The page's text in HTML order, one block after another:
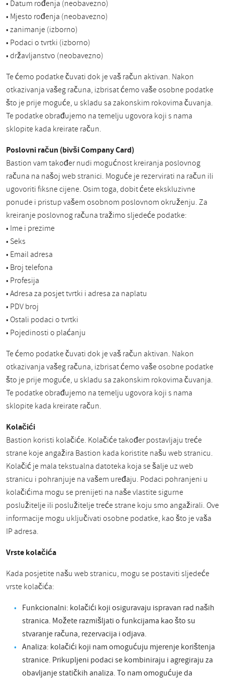
• Datum rođenja (neobavezno)
• Mjesto rođenja (neobavezno)
• zanimanje (izborno)
• Podaci o tvrtki (izborno)
• državljanstvo (neobavezno)
Te ćemo podatke čuvati dok je vaš račun aktivan. Nakon
otkazivanja vašeg računa, izbrisat ćemo vaše osobne podatke
što je prije moguće, u skladu sa zakonskim rokovima čuvanja.
Te podatke obrađujemo na temelju ugovora koji s nama
sklopite kada kreirate račun.
Poslovni račun (bivši Company Card)
Bastion vam također nudi mogućnost kreiranja poslovnog
računa na našoj web stranici. Moguće je rezervirati na račun ili
ugovoriti fiksne cijene. Osim toga, dobit ćete ekskluzivne
ponude i pristup vašem osobnom poslovnom okruženju. Za
kreiranje poslovnog računa tražimo sljedeće podatke:
• Ime i prezime
• Seks
• Email adresa
• Broj telefona
• Profesija
• Adresa za posjet tvrtki i adresa za naplatu
• PDV broj
• Ostali podaci o tvrtki
• Pojedinosti o plaćanju
Te ćemo podatke čuvati dok je vaš račun aktivan. Nakon
otkazivanja vašeg računa, izbrisat ćemo vaše osobne podatke
što je prije moguće, u skladu sa zakonskim rokovima čuvanja.
Te podatke obrađujemo na temelju ugovora koji s nama
sklopite kada kreirate račun.
Kolačići
Bastion koristi kolačiće. Kolačiće također postavljaju treće
strane koje angažira Bastion kada koristite našu web stranicu.
Kolačić je mala tekstualna datoteka koja se šalje uz web
stranicu i pohranjuje na vašem uređaju. Podaci pohranjeni u
kolačićima mogu se prenijeti na naše vlastite sigurne
poslužitelje ili poslužitelje treće strane koju smo angažirali. Ove
informacije mogu uključivati osobne podatke, kao što je vaša
IP adresa.
Vrste kolačića
Kada posjetite našu web stranicu, mogu se postaviti sljedeće
vrste kolačića:
Funkcionalni: kolačići koji osiguravaju ispravan rad naših
stranica. Možete razmišljati o funkcijama kao što su
stvaranje računa, rezervacija i odjava.
Analiza: kolačići koji nam omogućuju mjerenje korištenja
stranice. Prikupljeni podaci se kombiniraju i agregiraju za
obavljanje statičkih analiza. To nam omogućuje da